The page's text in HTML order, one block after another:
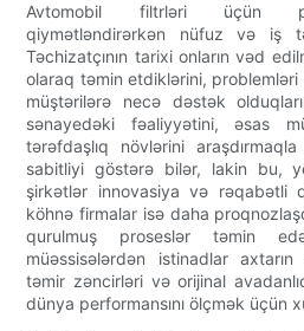
Avtomobil filtrləri üçün
qiymətləndirərkən nüfuz və iş
Təchizatçının tarixi onların vəd
olaraq təmin etdiklərini,
müştərilərə necə dəstək
sənayedəki fəaliyyətini, əsas
tərəfdaşlıq növlərini
sabitliyi göstərə bilər, lakin bu,
şirkətlər innovasiya və rəqabətli
köhnə firmalar isə daha
qurulmuş proseslər təmin
müəssisələrdən istinadlar
təmir zəncirləri və orijinal
dünya performansını ölçmək üçün